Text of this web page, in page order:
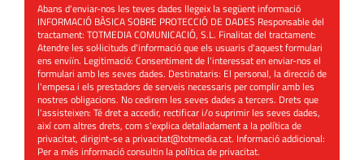
Abans d'enviar-nos les teves dades llegeix la següent informació
INFORMACIÓ BÀSICA SOBRE PROTECCIÓ DE DADES Responsable del
tractament: TOTMEDIA COMUNICACIÓ, S.L. Finalitat del tractament:
Atendre les sol·licituds d'informació que els usuaris d'aquest formulari
ens enviïn. Legitimació: Consentiment de l'interessat en enviar-nos el
formulari amb les seves dades. Destinataris: El personal, la direcció de
l'empesa i els prestadors de serveis necessaris per complir amb les
nostres obligacions. No cedirem les seves dades a tercers. Drets que
l'assisteixen: Té dret a accedir, rectificar i/o suprimir les seves dades,
així com altres drets, com s'explica detalladament a la política de
privacitat, dirigint-se aprivacitat@totmedia.cat. Informació addicional:
Per a més informació consultin lapolítica de privacitat.